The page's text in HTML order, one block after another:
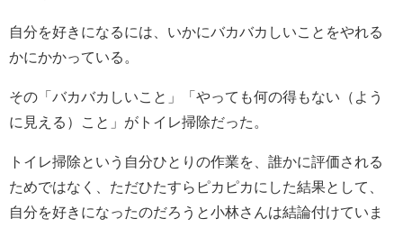
自分を好きになるには、いかにバカバカしいことをやれる
かにかかっている。
その「バカバカしいこと」「やっても何の得もない（よう
に見える）こと」がトイレ掃除だった。
トイレ掃除という自分ひとりの作業を、誰かに評価される
ためではなく、ただひたすらピカピカにした結果として、
自分を好きになったのだろうと小林さんは結論付けていま